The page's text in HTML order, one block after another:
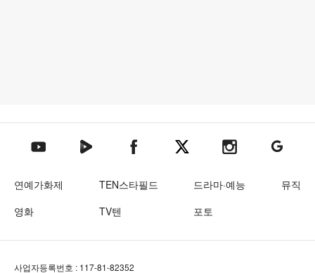
텐아시아 유튜브텐아시아 네이버TV텐아시아 페이스북텐아시아 엑스텐아시아 인스타그램
텐아시아
연예가화제 TEN스타필드 드라마·예능
뮤직
영화
TV텐 포토
사업자등록번호 : 117-81-82352